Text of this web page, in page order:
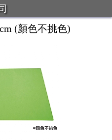
(顏色不挑色)